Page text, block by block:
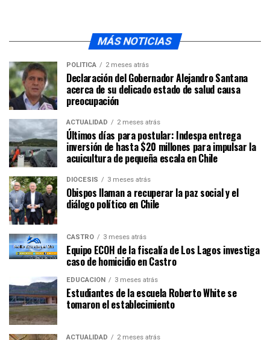
MÁS NOTICIAS
POLÍTICA 2 meses atrás
Declaración del Gobernador Alejandro Santana
acerca de su delicado estado de salud causa
preocupación
ACTUALIDAD 2 meses atrás
Últimos días para postular: Indespa entrega
inversión de hasta $20 millones para impulsar la
acuicultura de pequeña escala en Chile
DIÓCESIS 3 meses atrás
Obispos llaman a recuperar la paz social y el
diálogo político en Chile
CASTRO 3 meses atrás
Equipo ECOH de la fiscalía de Los Lagos investiga
caso de homicidio en Castro
EDUCACIÓN 3 meses atrás
Estudiantes de la escuela Roberto White se
tomaron el establecimiento
ACTUALIDAD 2 meses atrás